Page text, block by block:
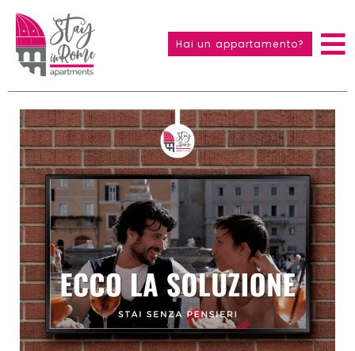
Hai un appartamento?